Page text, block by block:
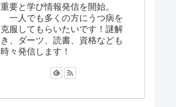
重要と学び情報発信を開始。
一人でも多くの方にうつ病を
克服してもらいたいです！謎解
き、ダーツ、読書、資格なども
時々発信します！